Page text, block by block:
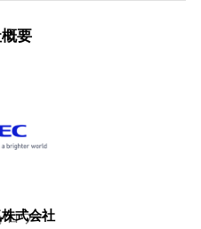
要
株式会社
ロワー